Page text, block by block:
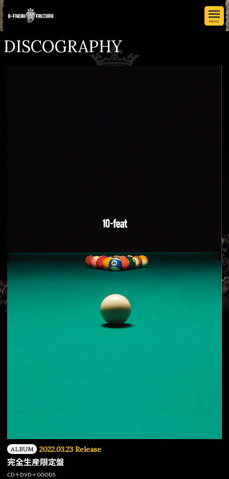
MENU
DISCOGRAPHY
ALBUM 2022.03.23 Release
完全生産限定盤
CD＋DVD＋GOODS